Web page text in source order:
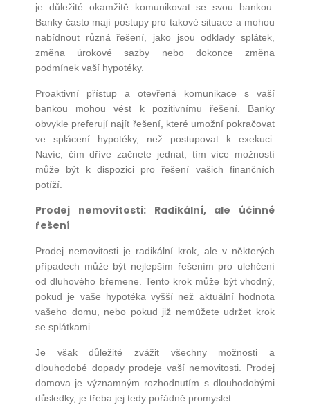
je důležité okamžitě komunikovat se svou bankou.
Banky často mají postupy pro takové situace a mohou
nabídnout různá řešení, jako jsou odklady splátek,
změna úrokové sazby nebo dokonce změna
podmínek vaší hypotéky.
Proaktivní přístup a otevřená komunikace s vaší
bankou mohou vést k pozitivnímu řešení. Banky
obvykle preferují najít řešení, které umožní pokračovat
ve splácení hypotéky, než postupovat k exekuci.
Navíc, čím dříve začnete jednat, tím více možností
může být k dispozici pro řešení vašich finančních
potíží.
Prodej nemovitosti: Radikální, ale účinné
řešení
Prodej nemovitosti je radikální krok, ale v některých
případech může být nejlepším řešením pro ulehčení
od dluhového břemene. Tento krok může být vhodný,
pokud je vaše hypotéka vyšší než aktuální hodnota
vašeho domu, nebo pokud již nemůžete udržet krok
se splátkami.
Je však důležité zvážit všechny možnosti a
dlouhodobé dopady prodeje vaší nemovitosti. Prodej
domova je významným rozhodnutím s dlouhodobými
důsledky, je třeba jej tedy pořádně promyslet.